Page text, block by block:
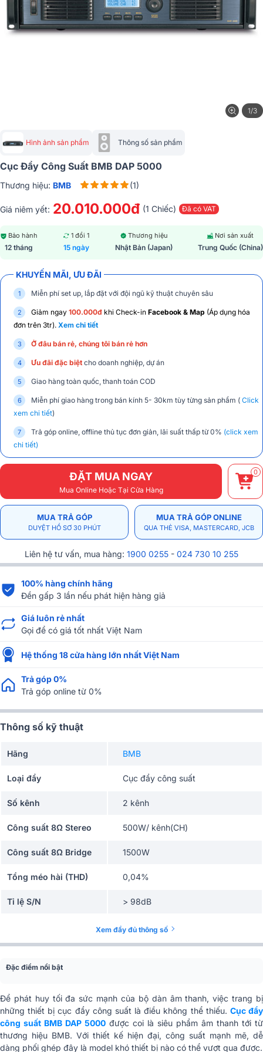
1/3
Hình ảnh sản phẩm Thông số sản phẩm
Cục Đẩy Công Suất BMB DAP 5000
Thương hiệu: BMB (1)
Giá niêm yết: 20.010.000đ (1 Chiếc) Đã có VAT
Bảo hành
12 tháng
1 đổi 1
15 ngày
Thương hiệu
Nhật Bản (Japan)
Nơi sản xuất
Trung Quốc (China)
KHUYẾN MÃI, ƯU ĐÃI
Miễn phí set up, lắp đặt với đội ngũ kỹ thuật chuyên sâu
Giảm ngay 100.000đ khi Check-in Facebook & Map (Áp dụng hóa
đơn trên 3tr). Xem chi tiết
Ở đâu bán rẻ, chúng tôi bán rẻ hơn
Ưu đãi đặc biệt cho doanh nghiệp, dự án
Giao hàng toàn quốc, thanh toán COD
Miễn phí giao hàng trong bán kính 5- 30km tùy từng sản phẩm ( Click
xem chi tiết)
Trả góp online, offline thủ tục đơn giản, lãi suất thấp từ 0% (click xem
chi tiết)
ĐẶT MUA NGAY
Mua Online Hoặc Tại Cửa Hàng
0
MUA TRẢ GÓP
DUYỆT HỒ SƠ 30 PHÚT
MUA TRẢ GÓP ONLINE
QUA THẺ VISA, MASTERCARD, JCB
Liên hệ tư vấn, mua hàng: 1900 0255 - 024 730 10 255
100% hàng chính hãng
Đền gấp 3 lần nếu phát hiện hàng giả
Giá luôn rẻ nhất
Gọi để có giá tốt nhất Việt Nam
Hệ thống 18 cửa hàng lớn nhất Việt Nam
Trả góp 0%
Trả góp online từ 0%
Thông số kỹ thuật
Hãng BMB
Loại đẩy Cục đẩy công suất
Số kênh 2 kênh
Công suất 8Ω Stereo 500W/ kênh(CH)
Công suất 8Ω Bridge 1500W
Tổng méo hài (THD) 0,04%
Tỉ lệ S/N > 98dB
>300
Đầu ra loa speakon và cọc âm dương
Phân khúc Cao cấp
Tăng điện áp 38(+/-2dB)
Xem đầy đủ thông số
Đặc điểm nổi bật
Để phát huy tối đa sức mạnh của bộ dàn âm thanh, việc trang bị
những thiết bị cục đẩy công suất là điều không thể thiếu. Cục đẩy
công suất BMB DAP 5000 được coi là siêu phẩm âm thanh tới từ
thương hiệu BMB. Với thiết kế hiện đại, công suất mạnh mẽ, dễ
dàng phối ghép đây là model khó thiết bị nào có thể vượt qua được.